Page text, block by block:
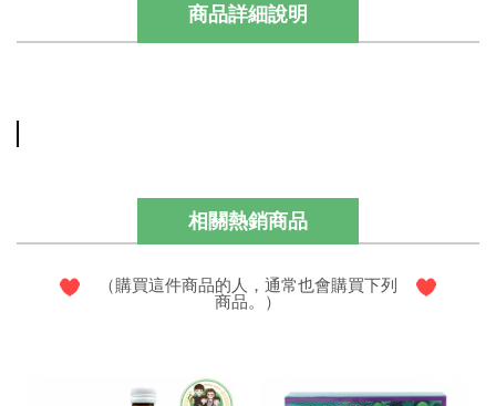
商品詳細說明
相關熱銷商品
（購買這件商品的人，通常也會購買下列
商品。）